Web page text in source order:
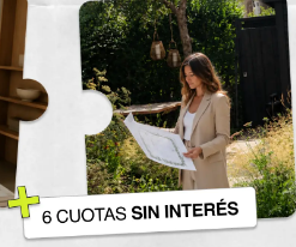
Carrera de Diseño de
y Paisajismo
Carrera en Diseño de
Carrera en Interiorismo UTN
Carrera de Organización y
de Eventos UTN
Cursos